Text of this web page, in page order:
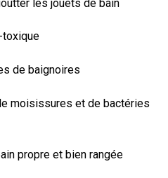
les jouets de bain
toxique
de baignoires
moisissures et de bactéries
propre et bien rangée